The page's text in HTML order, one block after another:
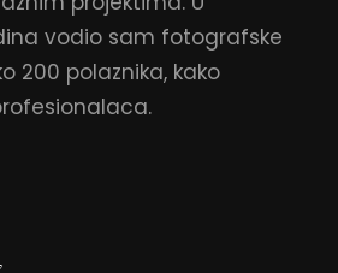
vodio sam fotografske
200 polaznika, kako